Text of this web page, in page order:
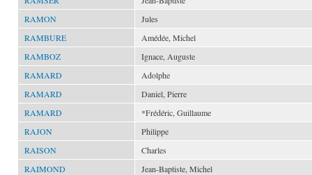
RAMON
Jules
RAMBURE
Amédée, Michel
RAMBOZ
Ignace, Auguste
RAMARD
Adolphe
RAMARD
Daniel, Pierre
RAMARD
*Frédéric, Guillaume
RAJON
Philippe
RAISON
Charles
RAIMOND
Jean-Baptiste, Michel